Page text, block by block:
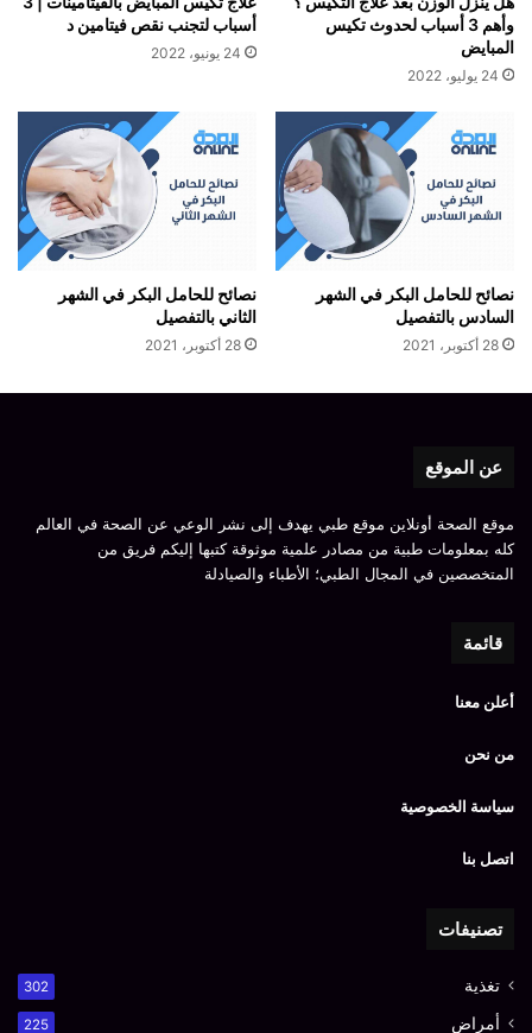
وأهم 3 أسباب لحدوث تكيس
المبايض
24 يوليو، 2022
أسباب لتجنب نقص فيتامين د
24 يونيو، 2022
نصائح للحامل البكر في الشهر
السادس بالتفصيل
28 أكتوبر، 2021
نصائح للحامل البكر في الشهر
الثاني بالتفصيل
28 أكتوبر، 2021
عن الموقع
موقع الصحة أونلاين موقع طبي يهدف إلى نشر الوعي عن الصحة في العالم
كله بمعلومات طبية من مصادر علمية موثوقة كتبها إليكم فريق من
المتخصصين في المجال الطبي؛ الأطباء والصيادلة
قائمة
أعلن معنا
من نحن
سياسة الخصوصية
اتصل بنا
تصنيفات
تغذية 302
أمراض 225